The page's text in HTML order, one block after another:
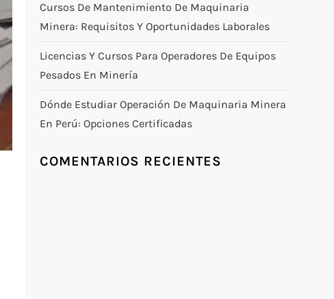
Cursos De Mantenimiento De Maquinaria
Minera: Requisitos Y Oportunidades Laborales
Licencias Y Cursos Para Operadores De Equipos
Pesados En Minería
Dónde Estudiar Operación De Maquinaria Minera
En Perú: Opciones Certificadas
COMENTARIOS RECIENTES